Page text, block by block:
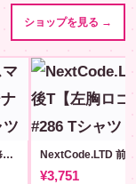
ショップを見る →
SMAHO119 スマホ修理店 オリジナルTシャツ
¥3,751